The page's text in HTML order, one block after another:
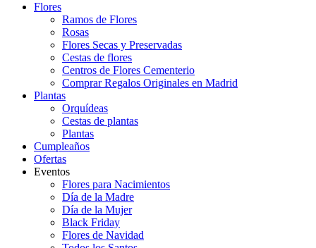
Flores
Ramos de Flores
Rosas
Flores Secas y Preservadas
Cestas de flores
Centros de Flores Cementerio
Comprar Regalos Originales en Madrid
Plantas
Orquídeas
Cestas de plantas
Plantas
Cumpleaños
Ofertas
Eventos
Flores para Nacimientos
Día de la Madre
Día de la Mujer
Black Friday
Flores de Navidad